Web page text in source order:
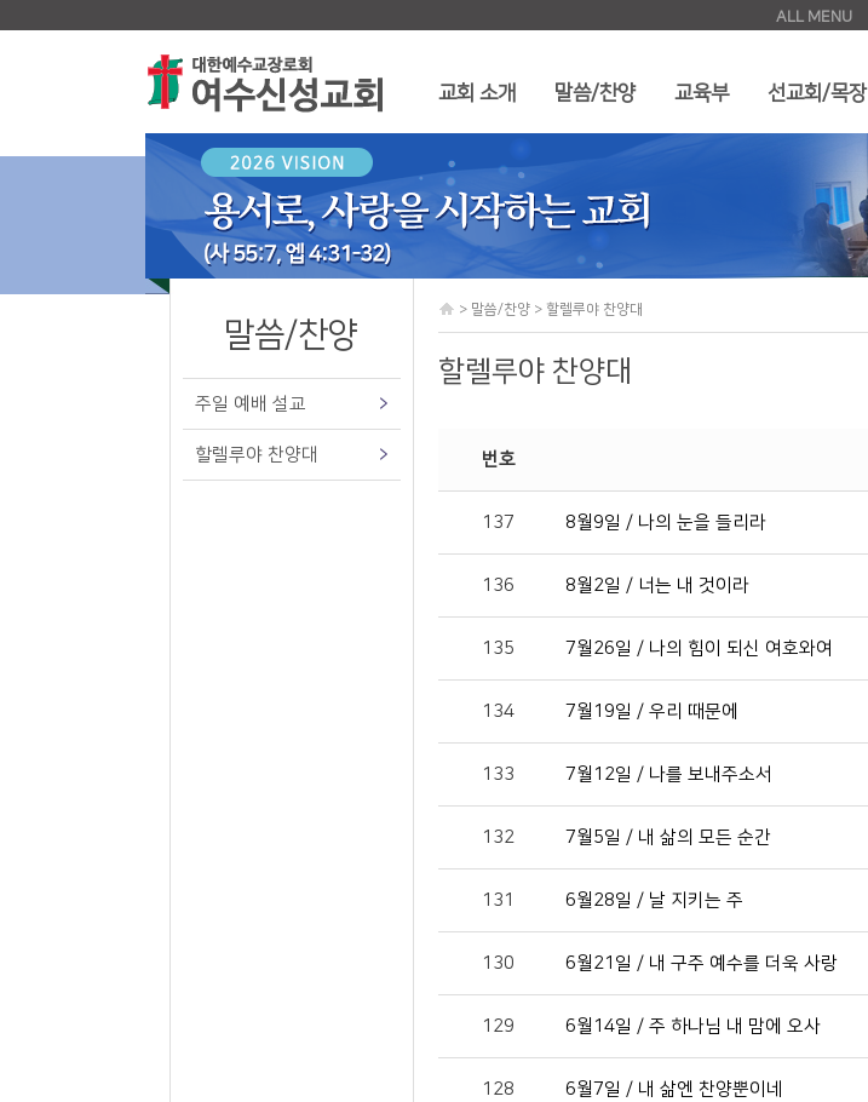
목회비전
섬기는 분들
예배안내
오시는 길
중고등부
ALL MENU
교회 소개 말씀/찬양 교육부 선교회/목장
말씀/찬양
주일 예배 설교
할렐루야 찬양대
> 말씀/찬양 > 할렐루야 찬양대
할렐루야 찬양대
번호
137 8월9일 / 나의 눈을 들리라
136 8월2일 / 너는 내 것이라
135 7월26일 / 나의 힘이 되신 여호와여
134 7월19일 / 우리 때문에
133 7월12일 / 나를 보내주소서
132 7월5일 / 내 삶의 모든 순간
131 6월28일 / 날 지키는 주
130 6월21일 / 내 구주 예수를 더욱 사랑
129 6월14일 / 주 하나님 내 맘에 오사
128 6월7일 / 내 삶엔 찬양뿐이네